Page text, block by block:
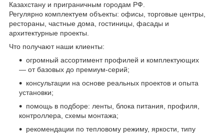
Казахстану и приграничным городам РФ.
Регулярно комплектуем объекты: офисы, торговые центры,
рестораны, частные дома, гостиницы, фасады и
архитектурные проекты.
Что получают наши клиенты:
огромный ассортимент профилей и комплектующих
— от базовых до премиум-серий;
консультации на основе реальных проектов и опыта
установки;
помощь в подборе: ленты, блока питания, профиля,
контроллера, схемы монтажа;
рекомендации по тепловому режиму, яркости, типу